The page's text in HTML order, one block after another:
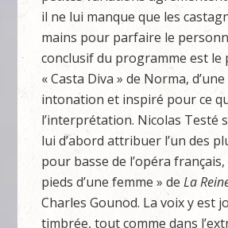
il ne lui manque que les
mains pour parfaire le
conclusif du programme est le
« Casta Diva » de Norma,
intonation et inspiré pour ce
l’interprétation. Nicolas Testé
lui d’abord attribuer l’un des
pour basse de l’opéra français,
pieds d’une femme » deLa
Charles Gounod. La voix y est
timbrée, tout comme dans